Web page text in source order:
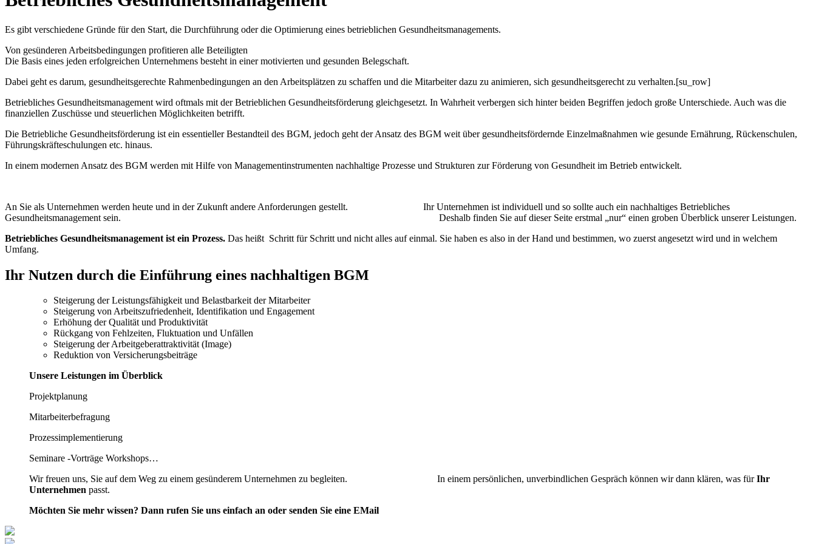
Es gibt verschiedene Gründe für den Start, die Durchführung oder die Optimierung eines betrieblichen Gesundheitsmanagements.
Von gesünderen Arbeitsbedingungen profitieren alle Beteiligten
Die Basis eines jeden erfolgreichen Unternehmens besteht in einer motivierten und gesunden Belegschaft.
Dabei geht es darum, gesundheitsgerechte Rahmenbedingungen an den Arbeitsplätzen zu schaffen und die Mitarbeiter dazu zu animieren, sich gesundheitsgerecht zu verhalten.[su_row]
Betriebliches Gesundheitsmanagement wird oftmals mit der Betrieblichen Gesundheitsförderung gleichgesetzt. In Wahrheit verbergen sich hinter beiden Begriffen jedoch große Unterschiede. Auch was die
finanziellen Zuschüsse und steuerlichen Möglichkeiten betrifft.
Die Betriebliche Gesundheitsförderung ist ein essentieller Bestandteil des BGM, jedoch geht der Ansatz des BGM weit über gesundheitsfördernde Einzelmaßnahmen wie gesunde Ernährung, Rückenschulen,
Führungskräfteschulungen etc. hinaus.
In einem modernen Ansatz des BGM werden mit Hilfe von Managementinstrumenten nachhaltige Prozesse und Strukturen zur Förderung von Gesundheit im Betrieb entwickelt.
An Sie als Unternehmen werden heute und in der Zukunft andere Anforderungen gestellt. Ihr Unternehmen ist individuell und so sollte auch ein nachhaltiges Betriebliches
Gesundheitsmanagement sein. Deshalb finden Sie auf dieser Seite erstmal „nur“ einen groben Überblick unserer Leistungen.
Betriebliches Gesundheitsmanagement ist ein Prozess. Das heißt Schritt für Schritt und nicht alles auf einmal. Sie haben es also in der Hand und bestimmen, wo zuerst angesetzt wird und in welchem
Umfang.
Ihr Nutzen durch die Einführung eines nachhaltigen BGM
Steigerung der Leistungsfähigkeit und Belastbarkeit der Mitarbeiter
Steigerung von Arbeitszufriedenheit, Identifikation und Engagement
Erhöhung der Qualität und Produktivität
Rückgang von Fehlzeiten, Fluktuation und Unfällen
Steigerung der Arbeitgeberattraktivität (Image)
Reduktion von Versicherungsbeiträge
Unsere Leistungen im Überblick
Projektplanung
Mitarbeiterbefragung
Prozessimplementierung
Seminare -Vorträge Workshops…
Wir freuen uns, Sie auf dem Weg zu einem gesünderem Unternehmen zu begleiten. In einem persönlichen, unverbindlichen Gespräch können wir dann klären, was fürIhr
Unternehmen passt.
Möchten Sie mehr wissen? Dann rufen Sie uns einfach an oder senden Sie eine EMail